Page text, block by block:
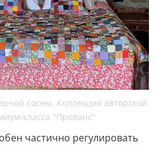
сосны. Коллекция авторской
класса "Прованс"
частично регулировать